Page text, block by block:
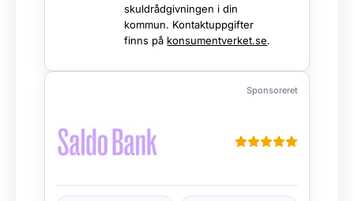
skuldrådgivningen i din
kommun. Kontaktuppgifter
finns på konsumentverket.se.
Sponsoreret